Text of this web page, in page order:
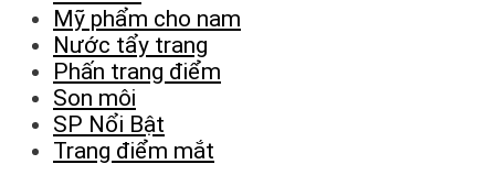
Mỹ phẩm cho nam
Nước tẩy trang
Phấn trang điểm
Son môi
SP Nổi Bật
Trang điểm mắt